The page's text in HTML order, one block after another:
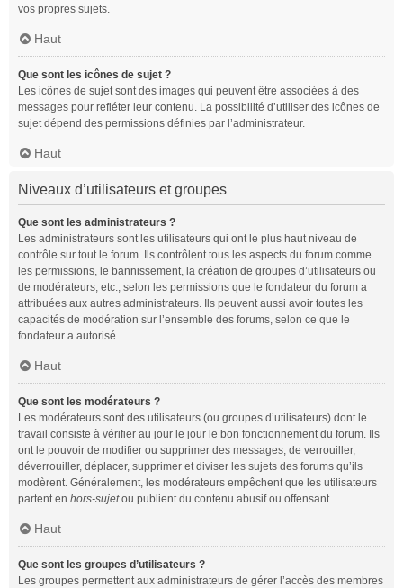
vos propres sujets.
Haut
Que sont les icônes de sujet ?
Les icônes de sujet sont des images qui peuvent être associées à des
messages pour refléter leur contenu. La possibilité d’utiliser des icônes de
sujet dépend des permissions définies par l’administrateur.
Haut
Niveaux d’utilisateurs et groupes
Que sont les administrateurs ?
Les administrateurs sont les utilisateurs qui ont le plus haut niveau de
contrôle sur tout le forum. Ils contrôlent tous les aspects du forum comme
les permissions, le bannissement, la création de groupes d’utilisateurs ou
de modérateurs, etc., selon les permissions que le fondateur du forum a
attribuées aux autres administrateurs. Ils peuvent aussi avoir toutes les
capacités de modération sur l’ensemble des forums, selon ce que le
fondateur a autorisé.
Haut
Que sont les modérateurs ?
Les modérateurs sont des utilisateurs (ou groupes d’utilisateurs) dont le
travail consiste à vérifier au jour le jour le bon fonctionnement du forum. Ils
ont le pouvoir de modifier ou supprimer des messages, de verrouiller,
déverrouiller, déplacer, supprimer et diviser les sujets des forums qu’ils
modèrent. Généralement, les modérateurs empêchent que les utilisateurs
partent en hors-sujetou publient du contenu abusif ou offensant.
Haut
Que sont les groupes d’utilisateurs ?
Les groupes permettent aux administrateurs de gérer l’accès des membres